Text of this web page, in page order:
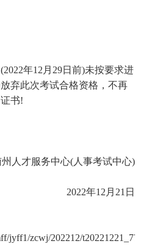
年12月29日前)未按要求进
弃此次考试合格资格，不再
书!
中心(人事考试中心)
年12月21日
jyff1/zcwj/202212/